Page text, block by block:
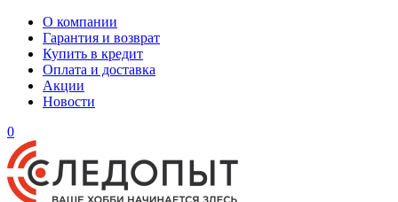
О компании
Гарантия и возврат
Купить в кредит
Оплата и доставка
Акции
Новости
0